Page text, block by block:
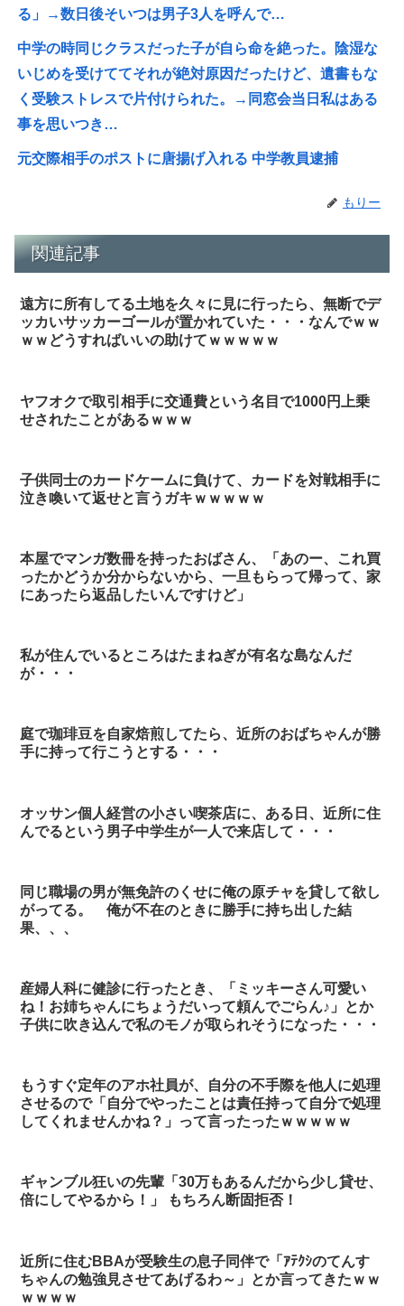
る」→数日後そいつは男子3人を呼んで…
中学の時同じクラスだった子が自ら命を絶った。陰湿な
いじめを受けててそれが絶対原因だったけど、遺書もな
く受験ストレスで片付けられた。→同窓会当日私はある
事を思いつき…
元交際相手のポストに唐揚げ入れる 中学教員逮捕
もりー
関連記事
遠方に所有してる土地を久々に見に行ったら、無断でデ
ッカいサッカーゴールが置かれていた・・・なんでｗｗ
ｗｗどうすればいいの助けてｗｗｗｗｗ
ヤフオクで取引相手に交通費という名目で1000円上乗
せされたことがあるｗｗｗ
子供同士のカードケームに負けて、カードを対戦相手に
泣き喚いて返せと言うガキｗｗｗｗｗ
本屋でマンガ数冊を持ったおばさん、「あのー、これ買
ったかどうか分からないから、一旦もらって帰って、家
にあったら返品したいんですけど」
私が住んでいるところはたまねぎが有名な島なんだ
が・・・
庭で珈琲豆を自家焙煎してたら、近所のおばちゃんが勝
手に持って行こうとする・・・
オッサン個人経営の小さい喫茶店に、ある日、近所に住
んでるという男子中学生が一人で来店して・・・
同じ職場の男が無免許のくせに俺の原チャを貸して欲し
がってる。 俺が不在のときに勝手に持ち出した結
果、、、
産婦人科に健診に行ったとき、「ミッキーさん可愛い
ね！お姉ちゃんにちょうだいって頼んでごらん♪」とか
子供に吹き込んで私のモノが取られそうになった・・・
もうすぐ定年のアホ社員が、自分の不手際を他人に処理
させるので「自分でやったことは責任持って自分で処理
してくれませんかね？」って言ったったｗｗｗｗｗ
ギャンブル狂いの先輩「30万もあるんだから少し貸せ、
倍にしてやるから！」 もちろん断固拒否！
近所に住むBBAが受験生の息子同伴で「ｱﾃｸｼのてんす
ちゃんの勉強見させてあげるわ～」とか言ってきたｗｗ
ｗｗｗｗ